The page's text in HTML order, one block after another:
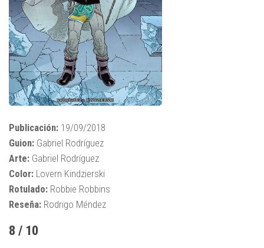
Publicación: 19/09/2018
Guion: Gabriel Rodríguez
Arte: Gabriel Rodríguez
Color: Lovern Kindzierski
Rotulado: Robbie Robbins
Reseña: Rodrigo Méndez
8 / 10